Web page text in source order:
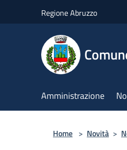
Regione Abruzzo
Amministrazione
Home > Novità >